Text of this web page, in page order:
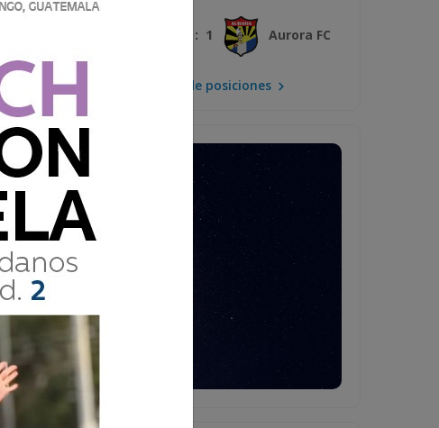
3 : 1 Aurora FC
Mira la tabla de posiciones